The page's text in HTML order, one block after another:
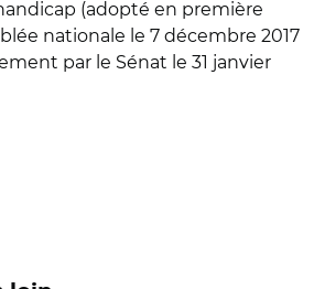
(adopté en première
nationale le 7 décembre 2017
par le Sénat le 31 janvier